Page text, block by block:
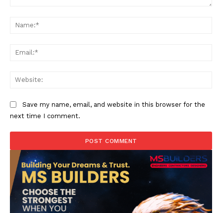
Save my name, email, and website in this browser for the
next time I comment.